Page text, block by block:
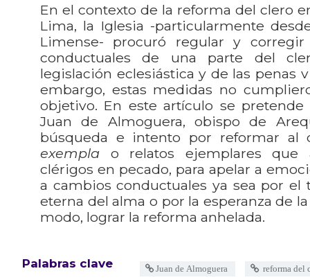
En el contexto de la reforma del clero
Lima, la Iglesia -particularmente
Limense- procuró regular y corregir
conductuales de una parte del
legislación eclesiástica y de las penas
embargo, estas medidas no
objetivo. En este artículo se pretende
Juan de Almoguera, obispo de
búsqueda e intento por reformar al
exempla o relatos ejemplares que
clérigos en pecado, para apelar a
a cambios conductuales ya sea por el
eterna del alma o por la esperanza de
modo, lograr la reforma anhelada.
Palabras clave Juan de Almoguera reforma del